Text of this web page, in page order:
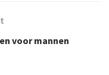
voor mannen